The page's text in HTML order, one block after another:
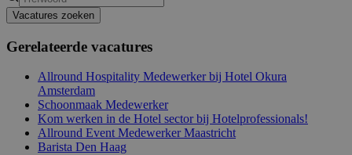
Vacatures zoeken
Gerelateerde vacatures
Allround Hospitality Medewerker bij Hotel Okura
Amsterdam
Schoonmaak Medewerker
Kom werken in de Hotel sector bij Hotelprofessionals!
Allround Event Medewerker Maastricht
Barista Den Haag